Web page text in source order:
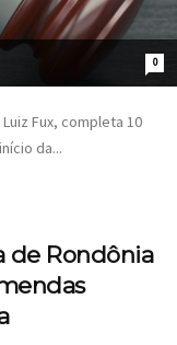
0
Fux, completa 10
da...
de Rondônia